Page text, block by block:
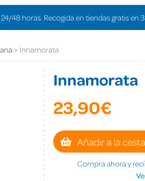
48 horas. Recogida en tiendas gratis en
Innamorata
Innamorata
23,90€
Añadir a la cesta
Compra ahora y